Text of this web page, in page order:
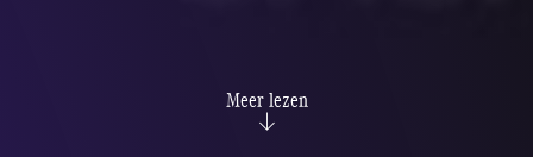
Meer lezen